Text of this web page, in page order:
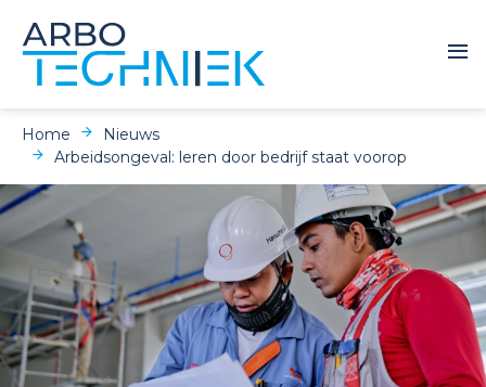
Home
Nieuws
Arbeidsongeval: leren door bedrijf staat voorop